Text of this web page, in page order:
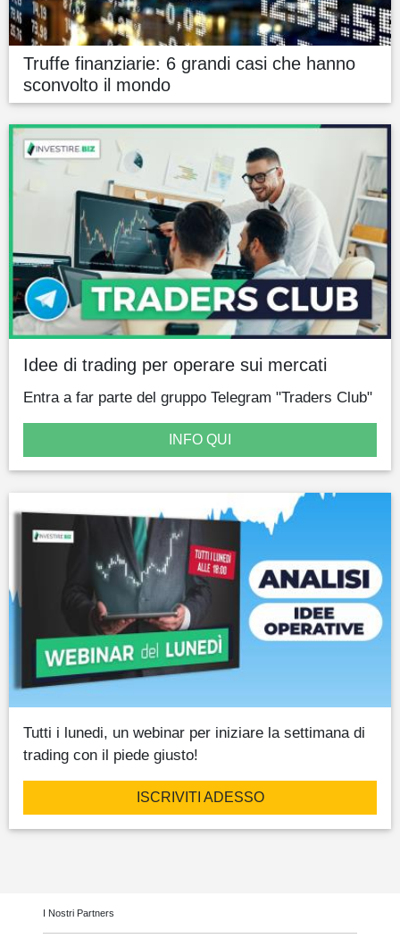
Truffe finanziarie: 6 grandi casi che hanno
sconvolto il mondo
Idee di trading per operare sui mercati
Entra a far parte del gruppo Telegram "Traders Club"
INFO QUI
Tutti i lunedi, un webinar per iniziare la settimana di
trading con il piede giusto!
ISCRIVITI ADESSO
I Nostri Partners